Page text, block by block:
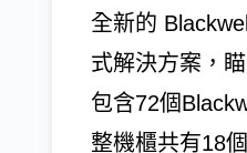
全新的
式解決方案，
包含72個
整機櫃共有18